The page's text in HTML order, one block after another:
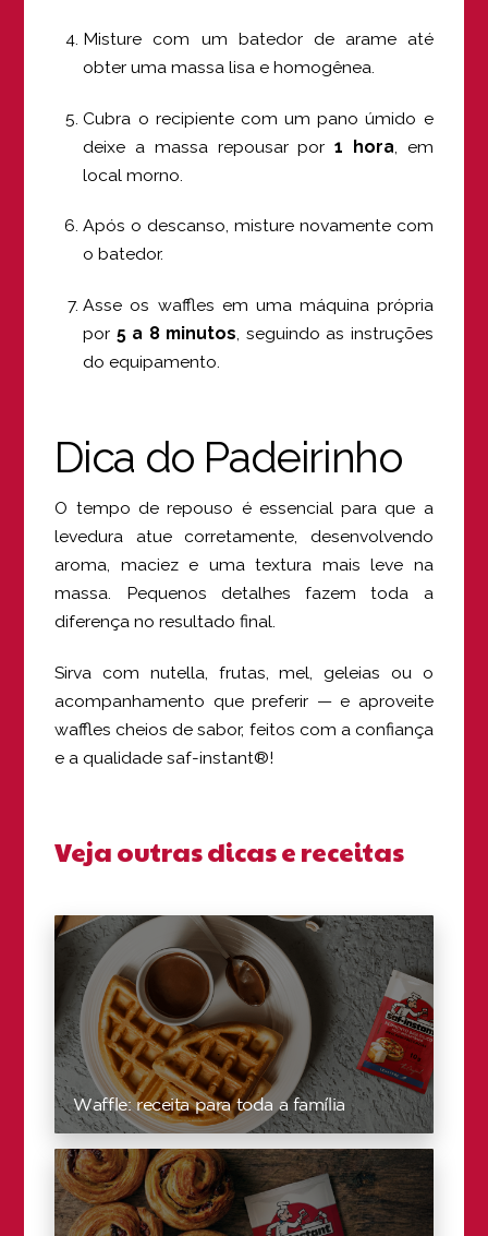
Misture com um batedor de arame até
obter uma massa lisa e homogênea.
Cubra o recipiente com um pano úmido e
deixe a massa repousar por1 hora , em
local morno.
Após o descanso, misture novamente com
o batedor.
Asse os waffles em uma máquina própria
por 5 a 8 minutos, seguindo as instruções
do equipamento.
Dica do Padeirinho
O tempo de repouso é essencial para que a
levedura atue corretamente, desenvolvendo
aroma, maciez e uma textura mais leve na
massa. Pequenos detalhes fazem toda a
diferença no resultado final.
Sirva com nutella, frutas, mel, geleias ou o
acompanhamento que preferir — e aproveite
waffles cheios de sabor, feitos com a confiança
e a qualidade saf-instant®!
Veja outras dicas e receitas
Waffle: receita para toda a família